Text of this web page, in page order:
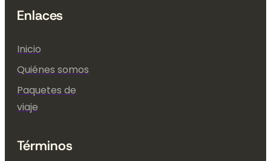
Enlaces
Inicio
Quiénes somos
Paquetes de
viaje
Términos